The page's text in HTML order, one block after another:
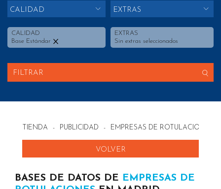
CALIDAD
CALIDAD
Base Estándar
EXTRAS
EXTRAS
Sin extras seleccionados
FILTRAR
TIENDA - PUBLICIDAD - EMPRESAS DE ROTULACIONES
VOLVER
BASES DE DATOS DE EMPRESAS DE